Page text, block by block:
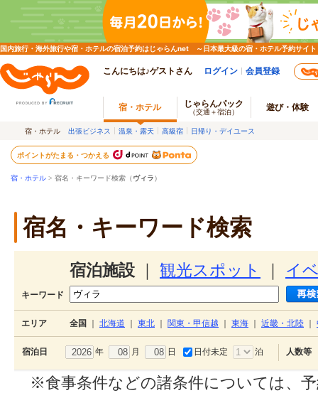
国内旅行・海外旅行や宿・ホテルの宿泊予約はじゃらんnet ～日本最大級の宿・ホテル予約サイト
こんにちは♪ゲストさん ログイン 会員登録
宿・ホテル じゃらんパック
（交通＋宿泊） 遊び・体験
宿・ホテル 出張ビジネス 温泉・露天 高級宿 日帰り・デイユース
ポイントがたまる・つかえる
宿・ホテル > 宿名・キーワード検索（ヴィラ）
宿名・キーワード検索
宿泊施設 観光スポット イ
キーワード
エリア 全国 北海道 東北 関東・甲信越 東海 近畿・北陸
宿泊日 年 月 日 日付未定 泊 人数等
※食事条件などの諸条件については、